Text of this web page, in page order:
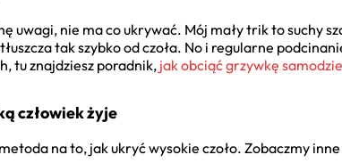
uwagi, nie ma co ukrywać. Mój mały trik to suchy
tak szybko od czoła. No i regularne
tu znajdziesz poradnik, jak obciąć grzywkę
człowiek żyje
na to, jak ukryć wysokie czoło. Zobaczmy